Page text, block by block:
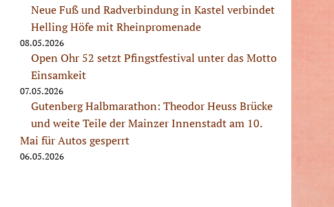
Neue Fuß und Radverbindung in Kastel verbindet
Helling Höfe mit Rheinpromenade
08.05.2026
Open Ohr 52 setzt Pfingstfestival unter das Motto
Einsamkeit
07.05.2026
Gutenberg Halbmarathon: Theodor Heuss Brücke
und weite Teile der Mainzer Innenstadt am 10.
Mai für Autos gesperrt
06.05.2026